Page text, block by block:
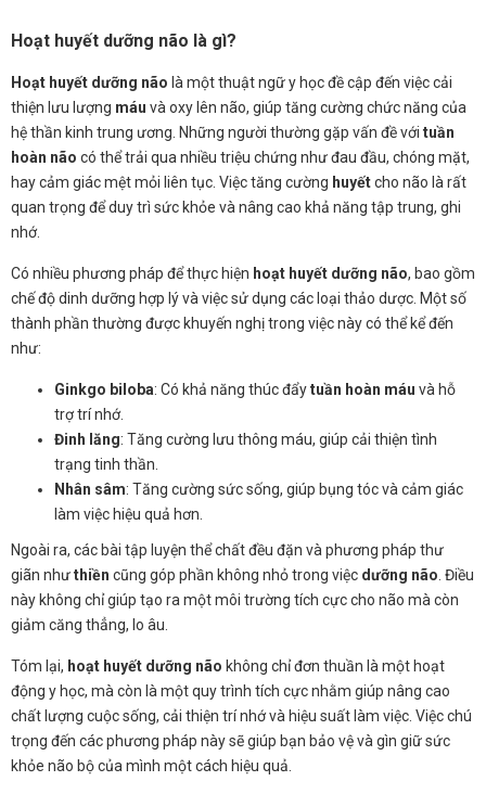
Hoạt huyết dưỡng não là gì?
Hoạt huyết dưỡng não là một thuật ngữ y học đề cập đến việc cải
thiện lưu lượng máu và oxy lên não, giúp tăng cường chức năng của
hệ thần kinh trung ương. Những người thường gặp vấn đề với tuần
hoàn não có thể trải qua nhiều triệu chứng như đau đầu, chóng mặt,
hay cảm giác mệt mỏi liên tục. Việc tăng cường huyếtcho não là rất
quan trọng để duy trì sức khỏe và nâng cao khả năng tập trung, ghi
nhớ.
Có nhiều phương pháp để thực hiện hoạt huyết dưỡng não, bao gồm
chế độ dinh dưỡng hợp lý và việc sử dụng các loại thảo dược. Một số
thành phần thường được khuyến nghị trong việc này có thể kể đến
như:
Ginkgo biloba: Có khả năng thúc đẩytuần hoàn máu và hỗ
trợ trí nhớ.
Đinh lăng: Tăng cường lưu thông máu, giúp cải thiện tình
trạng tinh thần.
Nhân sâm: Tăng cường sức sống, giúp bụng tóc và cảm giác
làm việc hiệu quả hơn.
Ngoài ra, các bài tập luyện thể chất đều đặn và phương pháp thư
giãn nhưthiền cũng góp phần không nhỏ trong việc dưỡng não . Điều
này không chỉ giúp tạo ra một môi trường tích cực cho não mà còn
giảm căng thẳng, lo âu.
Tóm lại, hoạt huyết dưỡng não không chỉ đơn thuần là một hoạt
động y học, mà còn là một quy trình tích cực nhằm giúp nâng cao
chất lượng cuộc sống, cải thiện trí nhớ và hiệu suất làm việc. Việc chú
trọng đến các phương pháp này sẽ giúp bạn bảo vệ và gìn giữ sức
khỏe não bộ của mình một cách hiệu quả.